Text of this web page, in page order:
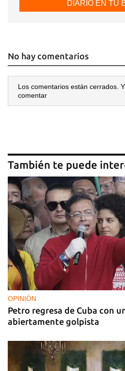
DIARIO EN TU
No hay comentarios
Los comentarios están cerrados.
comentar
También te puede
OPINIÓN
Petro regresa de Cuba con
abiertamente golpista